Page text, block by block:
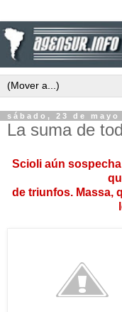
sábado, 23 de mayo
La suma de
Scioli aún
de triunfos. Massa,